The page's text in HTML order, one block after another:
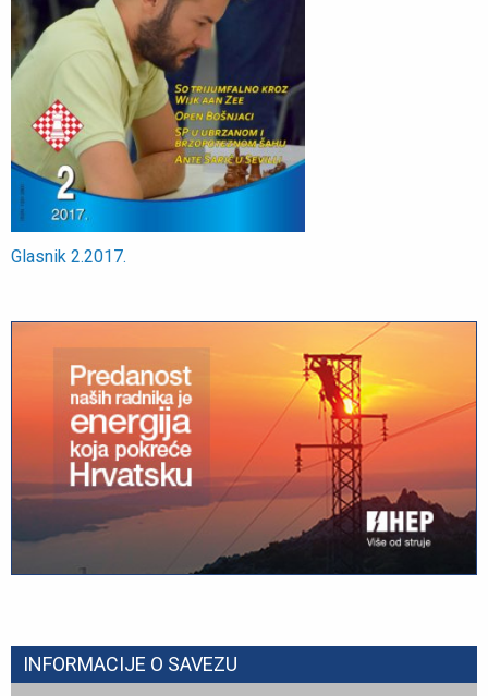
Glasnik 2.2017.
INFORMACIJE O SAVEZU